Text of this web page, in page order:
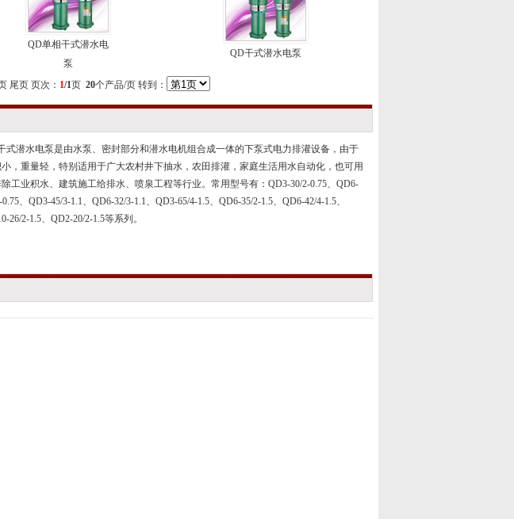
QD单相干式潜水电
泵
QD干式潜水电泵
尾页 页次： 1/1页 20个产品/页 转到：
式潜水电泵是由水泵、密封部分和潜水电机组合成一体的下泵式电力排灌设备，由于
，重量轻，特别适用于广大农村井下抽水，农田排灌，家庭生活用水自动化，也可用
工业积水、建筑施工给排水、喷泉工程等行业。常用型号有：QD3-30/2-0.75、QD6-
、QD3-45/3-1.1、 QD6-32/3-1.1、QD3-65/4-1.5、QD6-35/2-1.5、QD6-42/4-1.5、
26/2-1.5、QD2-20/2-1.5等系列。